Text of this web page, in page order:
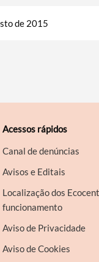
de 2015
Acessos rápidos
Canal de denúncias
Avisos e Editais
Localização dos
funcionamento
Aviso de Privacidade
Aviso de Cookies